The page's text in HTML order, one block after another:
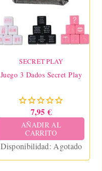
SECRET PLAY
Juego 3 Dados Secret Play
7,95 €
AÑADIR AL
CARRITO
Disponibilidad: Agotado